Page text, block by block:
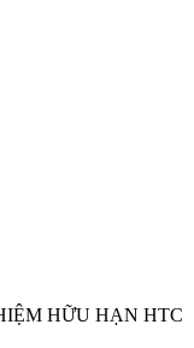
HỮU HẠN HTC